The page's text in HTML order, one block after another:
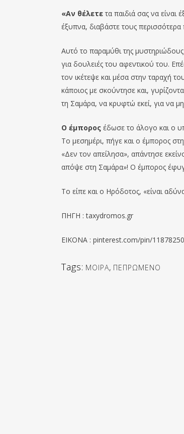
«Αν θέλετε τα παιδιά σας να είναι
έξυπνα, διαβάστε τους
Αυτό το παραμύθι της
για δουλειές του αφεντικού του.
τον ικέτεψε και μέσα στην ταραχή
κάποιος με σκούντησε και,
τη Σαμάρα, να κρυφτώ εκεί, για να μη
Ο έμπορος έδωσε το άλογο και ο
Το μεσημέρι, πήγε και ο έμπορος
«Δεν τον απείλησα», απάντησε
απόψε στη Σαμάρα»! Ο έμπορος
Το είπε και ο Ηρόδοτος, «είναι
ΠΗΓΗ : taxydromos.gr
EIKONA : pinterest.com/pin/
Tags: ΜΟΙΡΑ, ΠΕΠΡΩΜΕΝΟ